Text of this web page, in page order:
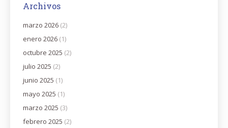
Archivos
marzo 2026 (2)
enero 2026 (1)
octubre 2025 (2)
julio 2025 (2)
junio 2025 (1)
mayo 2025 (1)
marzo 2025 (3)
febrero 2025 (2)